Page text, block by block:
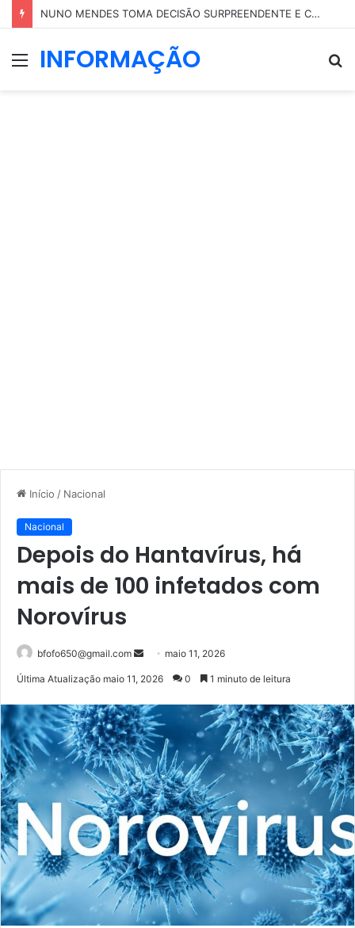
NUNO MENDES TOMA DECISÃO SURPREENDENTE E COLOCA PARTE DO SEU PATRIMÓNIO EM NOME DA MÃE
MenuINFORMAÇÃO
Início / Nacional
Nacional
Depois do Hantavírus, há
mais de 100 infetados com
Norovírus
bfofo650@gmail.com
Mande
mail
maio 11, 2026
Última Atualização maio 11, 2026 0 1 minuto de leitura